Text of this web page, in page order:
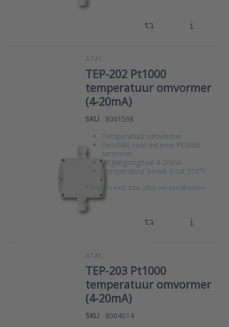
ATAL
TEP-202 Pt1000
temperatuur omvormer
(4-20mA)
SKU
8001598
Temperatuur omvormer
Geschikt voor externe Pt1000
sensoren
Uitgangssignaal 4-20mA
Temperatuur bereik 0 tot 150°C
Prijzen excl. btw, plus verzendkosten
ATAL
TEP-203 Pt1000
temperatuur omvormer
(4-20mA)
SKU
8004014